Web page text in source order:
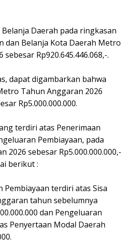
Daerah pada ringkasan
dan Belanja Kota Daerah Metro
Rp920.645.446.068,-.
dapat digambarkan bahwa
Tahun Anggaran 2026
Rp5.000.000.000.
terdiri atas Penerimaan
Pembiayaan, pada
2026 sebesar Rp5.000.000.000,-
berikut :
Pembiayaan terdiri atas Sisa
tahun sebelumnya
dan Pengeluaran
Penyertaan Modal Daerah